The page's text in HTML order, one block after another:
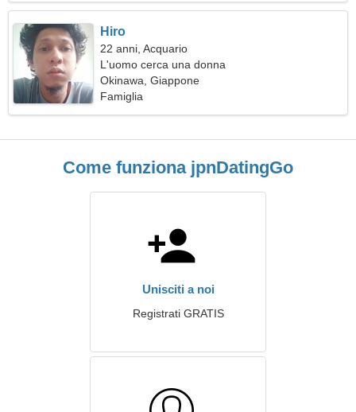
Hiro
22 anni, Acquario
L'uomo cerca una donna
Okinawa, Giappone
Famiglia
Come funziona jpnDatingGo
Unisciti a noi
Registrati GRATIS